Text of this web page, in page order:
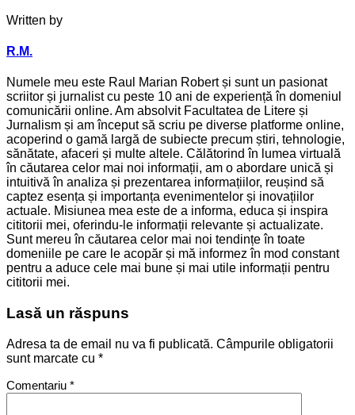
Written by
R.M.
Numele meu este Raul Marian Robert și sunt un pasionat
scriitor și jurnalist cu peste 10 ani de experiență în domeniul
comunicării online. Am absolvit Facultatea de Litere și
Jurnalism și am început să scriu pe diverse platforme online,
acoperind o gamă largă de subiecte precum știri, tehnologie,
sănătate, afaceri și multe altele. Călătorind în lumea virtuală
în căutarea celor mai noi informații, am o abordare unică și
intuitivă în analiza și prezentarea informațiilor, reușind să
captez esența și importanța evenimentelor și inovațiilor
actuale. Misiunea mea este de a informa, educa și inspira
cititorii mei, oferindu-le informații relevante și actualizate.
Sunt mereu în căutarea celor mai noi tendințe în toate
domeniile pe care le acopăr și mă informez în mod constant
pentru a aduce cele mai bune și mai utile informații pentru
cititorii mei.
Lasă un răspuns
Adresa ta de email nu va fi publicată. Câmpurile obligatorii
sunt marcate cu *
Comentariu *